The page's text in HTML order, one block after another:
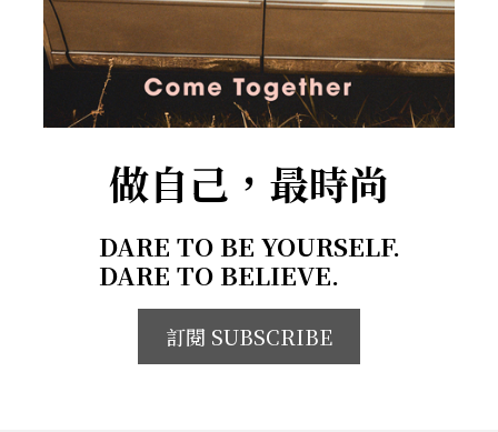
做自己，最時尚
DARE TO BE YOURSELF.
DARE TO BELIEVE.
訂閱 SUBSCRIBE